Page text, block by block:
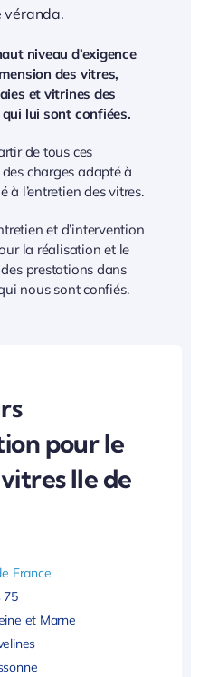
véranda.
niveau d’exigence
des vitres,
et vitrines des
lui sont confiées.
de tous ces
charges adapté à
à l’entretien des vitres.
et d’intervention
la réalisation et le
prestations dans
nous sont confiés.
pour le
Ile de
France
75
et Marne